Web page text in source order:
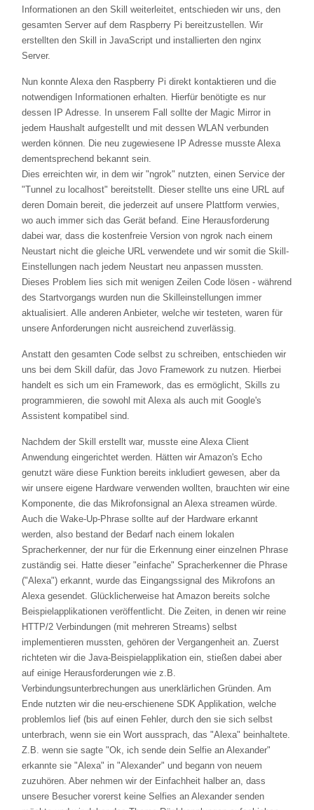
Informationen an den Skill weiterleitet, entschieden wir uns, den
gesamten Server auf dem Raspberry Pi bereitzustellen. Wir
erstellten den Skill in JavaScript und installierten den nginx
Server.
Nun konnte Alexa den Raspberry Pi direkt kontaktieren und die
notwendigen Informationen erhalten. Hierfür benötigte es nur
dessen IP Adresse. In unserem Fall sollte der Magic Mirror in
jedem Haushalt aufgestellt und mit dessen WLAN verbunden
werden können. Die neu zugewiesene IP Adresse musste Alexa
dementsprechend bekannt sein.
Dies erreichten wir, in dem wir "ngrok" nutzten, einen Service der
"Tunnel zu localhost" bereitstellt. Dieser stellte uns eine URL auf
deren Domain bereit, die jederzeit auf unsere Plattform verwies,
wo auch immer sich das Gerät befand. Eine Herausforderung
dabei war, dass die kostenfreie Version von ngrok nach einem
Neustart nicht die gleiche URL verwendete und wir somit die Skill-
Einstellungen nach jedem Neustart neu anpassen mussten.
Dieses Problem lies sich mit wenigen Zeilen Code lösen - während
des Startvorgangs wurden nun die Skilleinstellungen immer
aktualisiert. Alle anderen Anbieter, welche wir testeten, waren für
unsere Anforderungen nicht ausreichend zuverlässig.
Anstatt den gesamten Code selbst zu schreiben, entschieden wir
uns bei dem Skill dafür, das Jovo Framework zu nutzen. Hierbei
handelt es sich um ein Framework, das es ermöglicht, Skills zu
programmieren, die sowohl mit Alexa als auch mit Google's
Assistent kompatibel sind.
Nachdem der Skill erstellt war, musste eine Alexa Client
Anwendung eingerichtet werden. Hätten wir Amazon's Echo
genutzt wäre diese Funktion bereits inkludiert gewesen, aber da
wir unsere eigene Hardware verwenden wollten, brauchten wir eine
Komponente, die das Mikrofonsignal an Alexa streamen würde.
Auch die Wake-Up-Phrase sollte auf der Hardware erkannt
werden, also bestand der Bedarf nach einem lokalen
Spracherkenner, der nur für die Erkennung einer einzelnen Phrase
zuständig sei. Hatte dieser "einfache" Spracherkenner die Phrase
("Alexa") erkannt, wurde das Eingangssignal des Mikrofons an
Alexa gesendet. Glücklicherweise hat Amazon bereits solche
Beispielapplikationen veröffentlicht. Die Zeiten, in denen wir reine
HTTP/2 Verbindungen (mit mehreren Streams) selbst
implementieren mussten, gehören der Vergangenheit an. Zuerst
richteten wir die Java-Beispielapplikation ein, stießen dabei aber
auf einige Herausforderungen wie z.B.
Verbindungsunterbrechungen aus unerklärlichen Gründen. Am
Ende nutzten wir die neu-erschienene SDK Applikation, welche
problemlos lief (bis auf einen Fehler, durch den sie sich selbst
unterbrach, wenn sie ein Wort aussprach, das "Alexa" beinhaltete.
Z.B. wenn sie sagte "Ok, ich sende dein Selfie an Alexander"
erkannte sie "Alexa" in "Alexander" und begann von neuem
zuzuhören. Aber nehmen wir der Einfachheit halber an, dass
unsere Besucher vorerst keine Selfies an Alexander senden